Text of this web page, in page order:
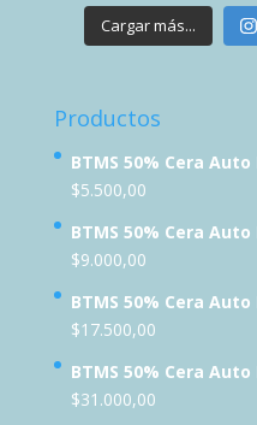
Cargar más...
Productos
BTMS 50% Cera
$5.500,00
BTMS 50% Cera
$9.000,00
BTMS 50% Cera
$17.500,00
BTMS 50% Cera
$31.000,00